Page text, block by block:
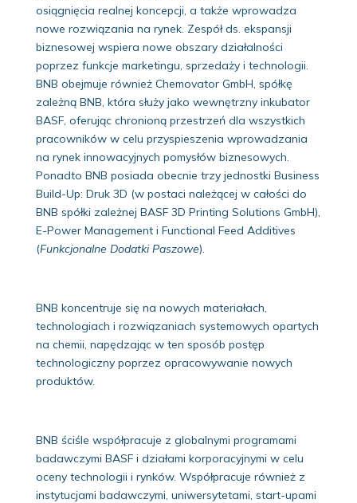
osiągnięcia realnej koncepcji, a także wprowadza
nowe rozwiązania na rynek. Zespół ds. ekspansji
biznesowej wspiera nowe obszary działalności
poprzez funkcje marketingu, sprzedaży i technologii.
BNB obejmuje również Chemovator GmbH, spółkę
zależną BNB, która służy jako wewnętrzny inkubator
BASF, oferując chronioną przestrzeń dla wszystkich
pracowników w celu przyspieszenia wprowadzania
na rynek innowacyjnych pomysłów biznesowych.
Ponadto BNB posiada obecnie trzy jednostki Business
Build-Up: Druk 3D (w postaci należącej w całości do
BNB spółki zależnej BASF 3D Printing Solutions GmbH),
E-Power Management i Functional Feed Additives
(Funkcjonalne Dodatki Paszowe).
BNB koncentruje się na nowych materiałach,
technologiach i rozwiązaniach systemowych opartych
na chemii, napędzając w ten sposób postęp
technologiczny poprzez opracowywanie nowych
produktów.
BNB ściśle współpracuje z globalnymi programami
badawczymi BASF i działami korporacyjnymi w celu
oceny technologii i rynków. Współpracuje również z
instytucjami badawczymi, uniwersytetami, start-upami